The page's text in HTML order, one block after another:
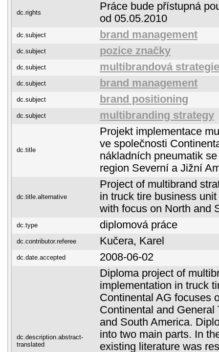
dc.rights
Práce bude přístupná
od 05.05.2010
dc.subject brand management
dc.subject pozice značky
dc.subject multibrandová strategie
dc.subject brand management
dc.subject brand positioning
dc.subject multibranding strategy
dc.title
Projekt implementace
ve společnosti
nákladních pneumatik
region Severní a Jižní
dc.title.alternative
Project of multibrand
in truck tire business
with focus on North and
dc.type diplomová práce
dc.contributor.referee Kučera, Karel
dc.date.accepted 2008-06-02
dc.description.abstract-
translated
Diploma project of
implementation in truck
Continental AG focuses
Continental and General
and South America.
into two main parts. In
existing literature was